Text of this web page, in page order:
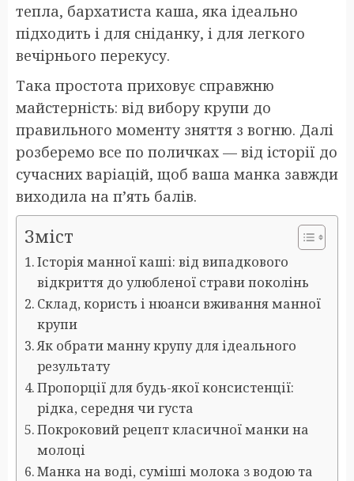
тепла, бархатиста каша, яка ідеально
підходить і для сніданку, і для легкого
вечірнього перекусу.
Така простота приховує справжню
майстерність: від вибору крупи до
правильного моменту зняття з вогню. Далі
розберемо все по поличках — від історії до
сучасних варіацій, щоб ваша манка завжди
виходила на п’ять балів.
Зміст
Історія манної каші: від випадкового
відкриття до улюбленої страви поколінь
Склад, користь і нюанси вживання манної
крупи
Як обрати манну крупу для ідеального
результату
Пропорції для будь-якої консистенції:
рідка, середня чи густа
Покроковий рецепт класичної манки на
молоці
Манка на воді, суміші молока з водою та